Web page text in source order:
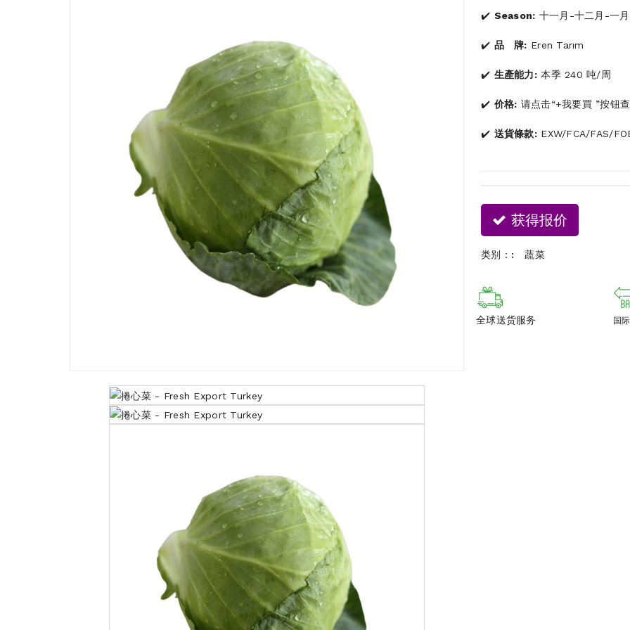
Season: 十一月-十二月-一
品 牌: Eren Tarım
生產能力:本季 240 吨/周
价格: 请点击“+我要買 ”按钮
送貨條款:EXW/FCA/FAS/
获得报价
类别：: 蔬菜
全球送货服务 国